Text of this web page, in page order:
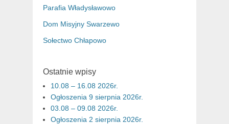
Parafia Władysławowo
Dom Misyjny Swarzewo
Sołectwo Chłapowo
Ostatnie wpisy
10.08 – 16.08 2026r.
Ogłoszenia 9 sierpnia 2026r.
03.08 – 09.08 2026r.
Ogłoszenia 2 sierpnia 2026r.